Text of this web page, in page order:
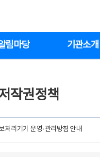
림마당 기관소개
작권정책
처리기기 운영·관리방침 안내